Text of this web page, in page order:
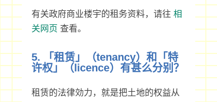
有关政府商业楼宇的租务资料，请往 相
关网页 查看。
5. 「租赁」（tenancy）和「特
许权」（licence）有甚么分别？
租赁的法律効力，就是把土地的权益从